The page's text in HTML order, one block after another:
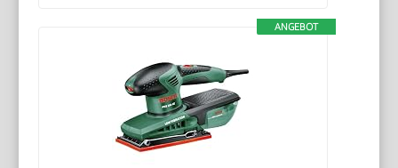
ANGEBOT